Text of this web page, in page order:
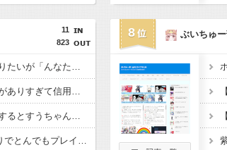
11
823
【ホロライブ】まつり、お姫様になりたいが「んなたんには勝てねえなと思ってw」
【ホロライブ】フブさん、激辛耐性がありすぎて信用が全く無く妖怪扱いさらてしまうｗ
【ホロライブ】すいちゃんでエゴサするとすうちゃんも一緒に出てくるのでなんの配信をしているか詳しいすいちゃん
【ホロライブ】ニコの願望Tierづくりでとんでもプレイに付き合わされるおかゆんw
8 ぶいちゅ